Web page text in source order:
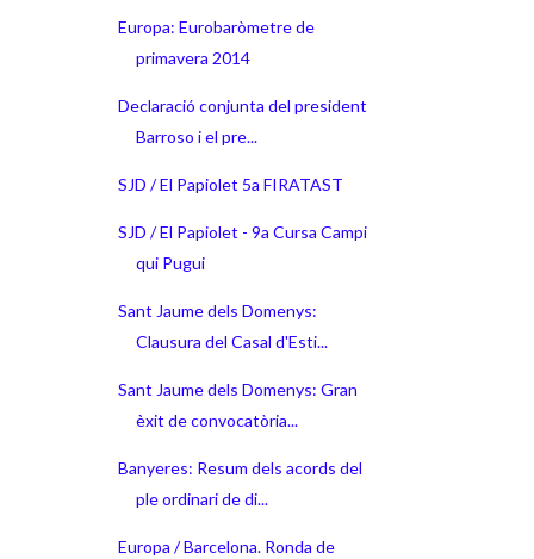
Europa: Eurobaròmetre de
primavera 2014
Declaració conjunta del president
Barroso i el pre...
SJD / El Papiolet 5a FIRATAST
SJD / El Papiolet - 9a Cursa Campi
qui Pugui
Sant Jaume dels Domenys:
Clausura del Casal d'Esti...
Sant Jaume dels Domenys: Gran
èxit de convocatòria...
Banyeres: Resum dels acords del
ple ordinari de di...
Europa / Barcelona. Ronda de